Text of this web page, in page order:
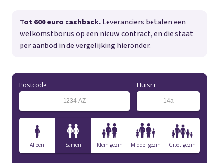
Tot 600 euro cashback.Leveranciers betalen een
welkomstbonus op een nieuw contract, en die staat
per aanbod in de vergelijking hieronder.